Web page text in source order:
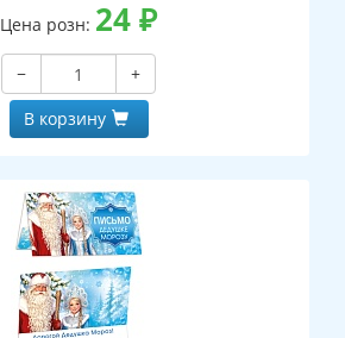
Цена розн: 24₽
−
+
В корзину